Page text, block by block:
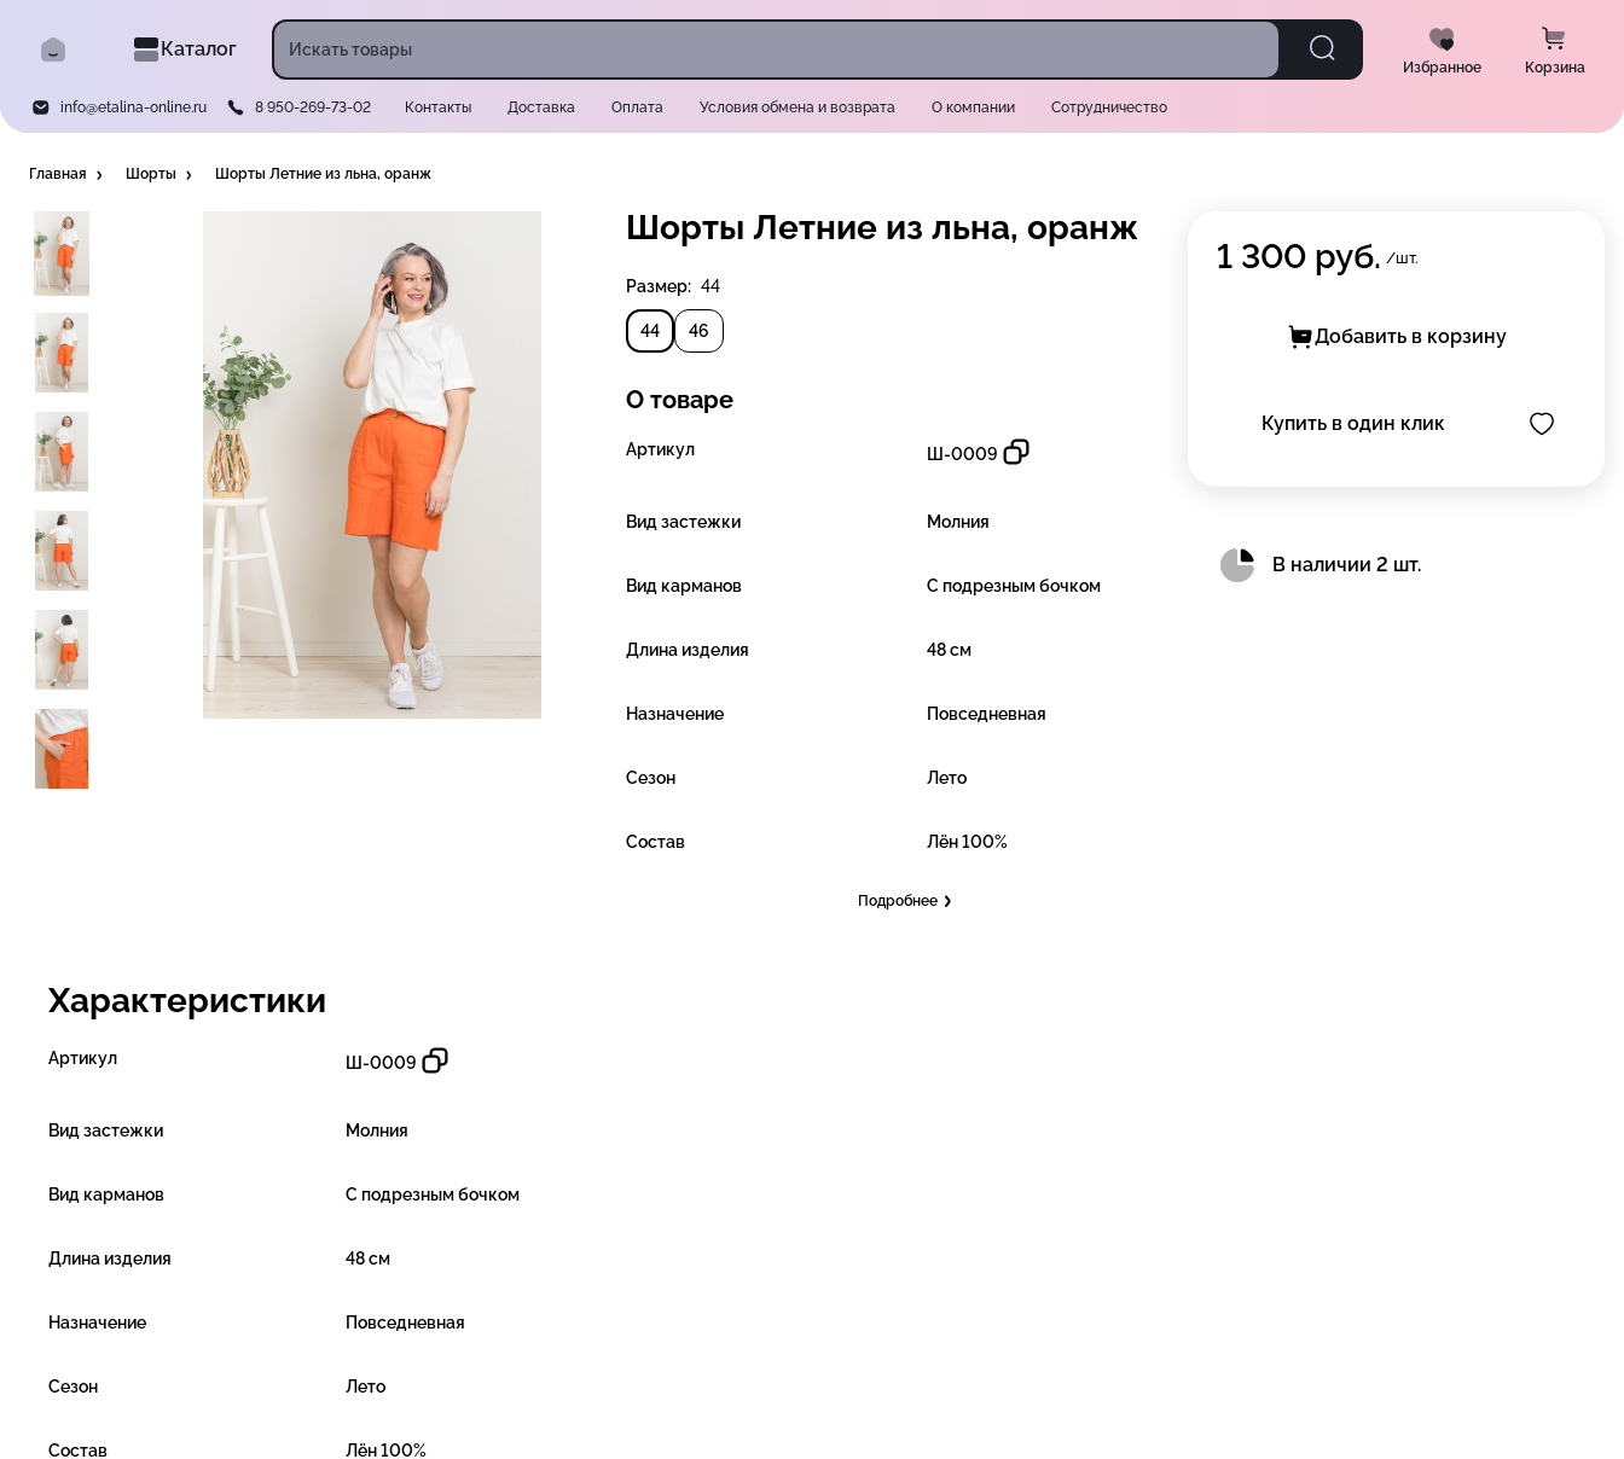
Каталог
Избранное Корзина
info@etalina-online.ru 8 950-269-73-02 Контакты Доставка Оплата Условия обмена и возврата О компании Сотрудничество
Главная Шорты Шорты Летние из льна, оранж
Шорты Летние из льна, оранж
Размер: 44
44 46
О товаре
Артикул Ш-0009
Вид застежки Молния
Вид карманов С подрезным бочком
Длина изделия 48 см
Назначение Повседневная
Сезон Лето
Состав Лён 100%
Подробнее
Характеристики
Артикул Ш-0009
Вид застежки Молния
Вид карманов С подрезным бочком
Длина изделия 48 см
Назначение Повседневная
Сезон Лето
Состав Лён 100%
1 300 руб. /шт.
Добавить в корзину
Купить в один клик
В наличии 2 шт.